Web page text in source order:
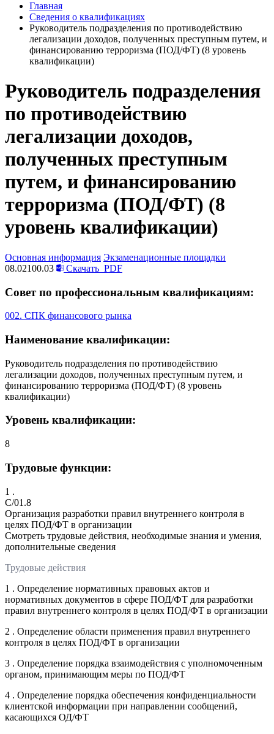
Главная
Сведения о квалификациях
Руководитель подразделения по противодействию
легализации доходов, полученных преступным путем, и
финансированию терроризма (ПОД/ФТ) (8 уровень
квалификации)
Руководитель подразделения
по противодействию
легализации доходов,
полученных преступным
путем, и финансированию
терроризма (ПОД/ФТ) (8
уровень квалификации)
Основная информация Экзаменационные площадки
08.02100.03
Скачать PDF
Совет по профессиональным квалификациям:
002. СПК финансового рынка
Наименование квалификации:
Руководитель подразделения по противодействию
легализации доходов, полученных преступным путем, и
финансированию терроризма (ПОД/ФТ) (8 уровень
квалификации)
Уровень квалификации:
8
Трудовые функции:
1 .
C/01.8
Организация разработки правил внутреннего контроля в
целях ПОД/ФТ в организации
Смотреть трудовые действия, необходимые знания и умения,
дополнительные сведения
Трудовые действия
1 . Определение нормативных правовых актов и
нормативных документов в сфере ПОД/ФТ для разработки
правил внутреннего контроля в целях ПОД/ФТ в организации
2 . Определение области применения правил внутреннего
контроля в целях ПОД/ФТ в организации
3 . Определение порядка взаимодействия с уполномоченным
органом, принимающим меры по ПОД/ФТ
4 . Определение порядка обеспечения конфиденциальности
клиентской информации при направлении сообщений,
касающихся ОД/ФТ